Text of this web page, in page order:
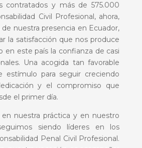
contratados y más de 575.000
Civil Profesional, ahora,
nuestra presencia en Ecuador,
la satisfacción que nos produce
en este país la confianza de casi
Una acogida tan favorable
estímulo para seguir creciendo
y el compromiso que
el primer día.
en nuestra práctica y en nuestro
siendo líderes en los
Penal Civil Profesional.